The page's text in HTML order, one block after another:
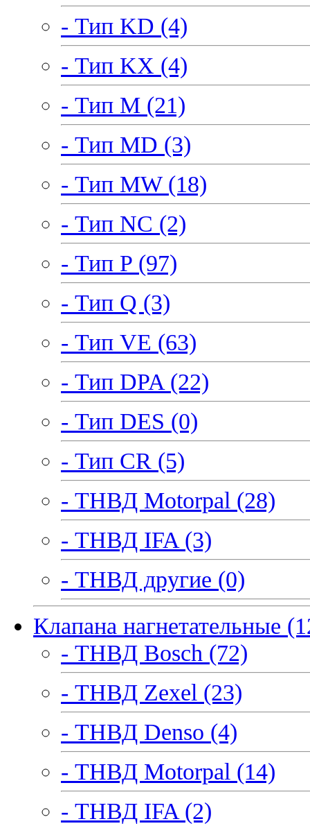
- Тип KD (4)
- Тип KX (4)
- Тип M (21)
- Тип MD (3)
- Тип MW (18)
- Тип NC (2)
- Тип P (97)
- Тип Q (3)
- Тип VE (63)
- Тип DPA (22)
- Тип DES (0)
- Тип CR (5)
- ТНВД Motorpal (28)
- ТНВД IFA (3)
- ТНВД другие (0)
Клапана нагнетательные
- ТНВД Bosch (72)
- ТНВД Zexel (23)
- ТНВД Denso (4)
- ТНВД Motorpal (14)
- ТНВД IFA (2)